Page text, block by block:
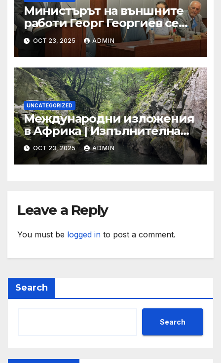
Министърът на външните
работи Георг Георгиев се
срещна с младежи по
повод 80-годишнината от
подписването на Устава на
ООН
OCT 23, 2025 ADMIN
UNCATEGORIZED
Международни изложения
в Африка | Изпълнителна
агенция за насърчаване на
малките и средните
предприятия
OCT 23, 2025 ADMIN
Leave a Reply
You must be logged in to post a comment.
Search
Search